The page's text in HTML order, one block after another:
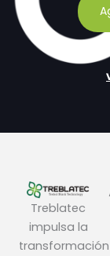
Treblatec
impulsa la
transformación